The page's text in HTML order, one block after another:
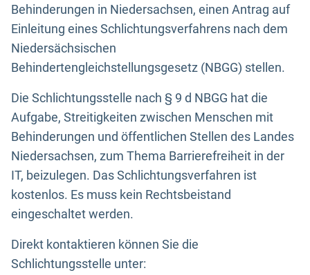
Behinderungen in Niedersachsen, einen Antrag auf
Einleitung eines Schlichtungsverfahrens nach dem
Niedersächsischen
Behindertengleichstellungsgesetz (NBGG) stellen.
Die Schlichtungsstelle nach § 9 d NBGG hat die
Aufgabe, Streitigkeiten zwischen Menschen mit
Behinderungen und öffentlichen Stellen des Landes
Niedersachsen, zum Thema Barrierefreiheit in der
IT, beizulegen. Das Schlichtungsverfahren ist
kostenlos. Es muss kein Rechtsbeistand
eingeschaltet werden.
Direkt kontaktieren können Sie die
Schlichtungsstelle unter: